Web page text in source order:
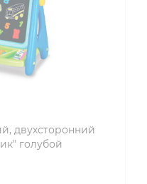
двухсторонний
голубой